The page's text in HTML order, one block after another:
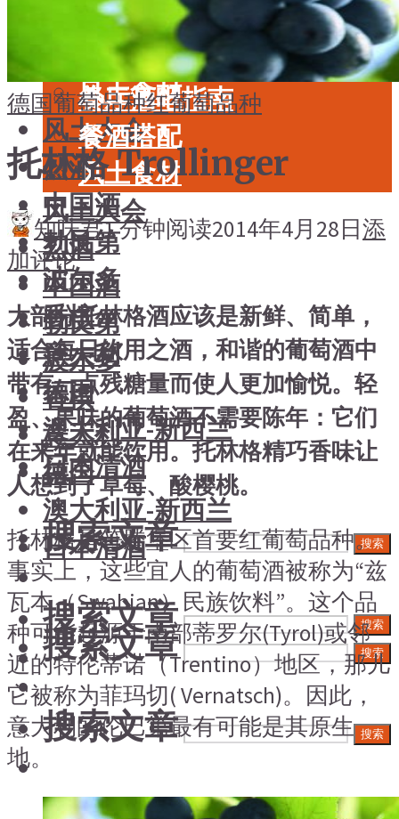
餐厅酒吧指南
餐酒搭配
风土食材
风土大会
烈酒
中国酒
勃艮第
波尔多
香槟
意大利
德国
澳大利亚-新西兰
日本清酒
搜索文章 搜索
搜索文章 搜索
品鉴专栏
餐厅酒吧指南
餐酒搭配
风土食材
风土大会
烈酒
中国酒
勃艮第
波尔多
香槟
意大利
德国
澳大利亚-新西兰
日本清酒
搜索文章 搜索
搜索文章 搜索
德国葡萄品种红葡萄品种
托林格 Trollinger
知味君1 分钟阅读2014年4月28日添
加评论
大部分托林格酒应该是新鲜、简单，
适合每日饮用之酒，和谐的葡萄酒中
带有一点残糖量而使人更加愉悦。轻
盈、果味的葡萄酒不需要陈年：它们
在来年就能饮用。托林格精巧香味让
人想到了草莓、酸樱桃。
托林格是符腾堡区首要红葡萄品种。
事实上，这些宜人的葡萄酒被称为“兹
瓦本（Swabian）民族饮料”。这个品
种可能起源于南部蒂罗尔(Tyrol)或邻
近的特伦蒂诺（Trentino）地区，那儿
它被称为菲玛切( Vernatsch)。因此，
意大利的伦巴第最有可能是其原生
地。